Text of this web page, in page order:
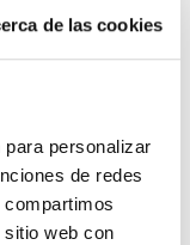
de las cookies
personalizar
de redes
web con